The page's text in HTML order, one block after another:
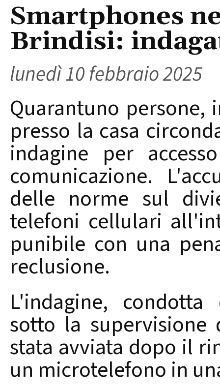
Smartphones
Brindisi:
lunedì 10 febbraio 2025
Quarantuno
presso la casa
indagine per
comunicazione.
delle norme sul
telefoni cellulari
punibile con una
reclusione.
L'indagine,
sotto la
stata avviata dopo il
un microtelefono in